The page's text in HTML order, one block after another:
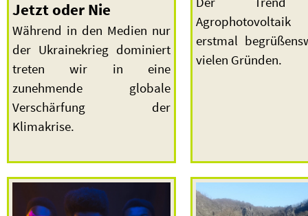
Jetzt oder Nie
Während in den Medien nur
der Ukrainekrieg dominiert
treten wir in eine
zunehmende globale
Verschärfung der
Klimakrise.
Agrophotovoltaik
erstmal
vielen Gründen.